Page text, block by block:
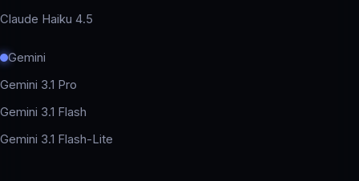
Claude Haiku 4.5
Gemini
Gemini 3.1 Pro
Gemini 3.1 Flash
Gemini 3.1 Flash-Lite